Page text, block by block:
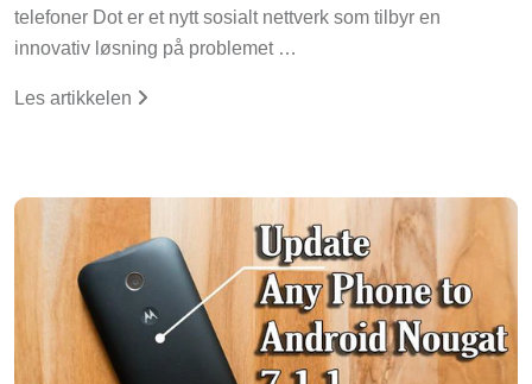
telefoner Dot er et nytt sosialt nettverk som tilbyr en
innovativ løsning på problemet …
Les artikkelen